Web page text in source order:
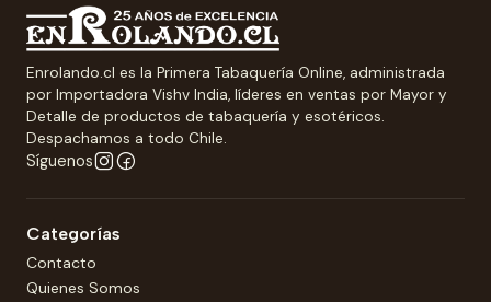
Enrolando.cl es la Primera Tabaquería Online, administrada
por Importadora Vishv India, líderes en ventas por Mayor y
Detalle de productos de tabaquería y esotéricos.
Despachamos a todo Chile.
Síguenos
Categorías
Contacto
Quienes Somos